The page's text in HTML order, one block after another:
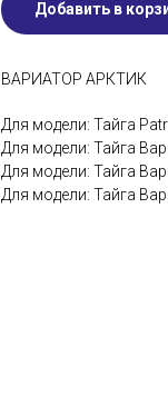
Добавить в
ВАРИАТОР АРКТИК
Для модели: Тайга
Для модели: Тайга
Для модели: Тайга
Для модели: Тайга